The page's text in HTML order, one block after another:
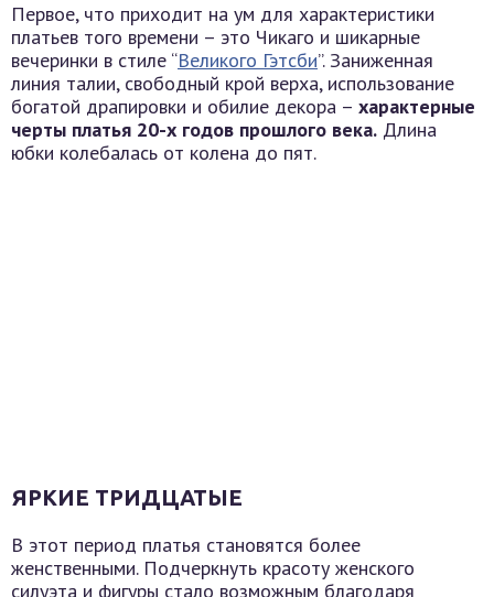
Первое, что приходит на ум для характеристики
платьев того времени – это Чикаго и шикарные
вечеринки в стиле “Великого Гэтсби”. Заниженная
линия талии, свободный крой верха, использование
богатой драпировки и обилие декора – характерные
черты платья 20-х годов прошлого века. Длина
юбки колебалась от колена до пят.
ЯРКИЕ ТРИДЦАТЫЕ
В этот период платья становятся более
женственными. Подчеркнуть красоту женского
силуэта и фигуры стало возможным благодаря